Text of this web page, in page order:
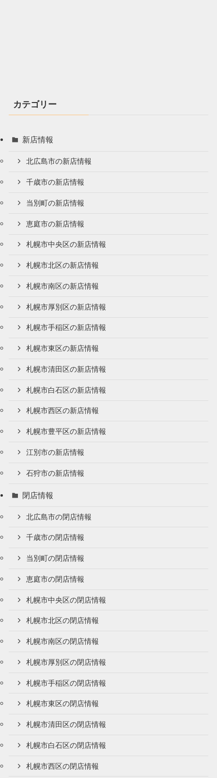
カテゴリー
新店情報
北広島市の新店情報
千歳市の新店情報
当別町の新店情報
恵庭市の新店情報
札幌市中央区の新店情報
札幌市北区の新店情報
札幌市南区の新店情報
札幌市厚別区の新店情報
札幌市手稲区の新店情報
札幌市東区の新店情報
札幌市清田区の新店情報
札幌市白石区の新店情報
札幌市西区の新店情報
札幌市豊平区の新店情報
江別市の新店情報
石狩市の新店情報
閉店情報
北広島市の閉店情報
千歳市の閉店情報
当別町の閉店情報
恵庭市の閉店情報
札幌市中央区の閉店情報
札幌市北区の閉店情報
札幌市南区の閉店情報
札幌市厚別区の閉店情報
札幌市手稲区の閉店情報
札幌市東区の閉店情報
札幌市清田区の閉店情報
札幌市白石区の閉店情報
札幌市西区の閉店情報